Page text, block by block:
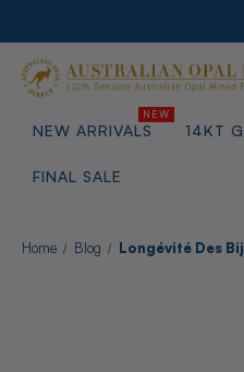
NEW ARRIVALS 14KT
FINAL SALE
Home Blog Longévité Des